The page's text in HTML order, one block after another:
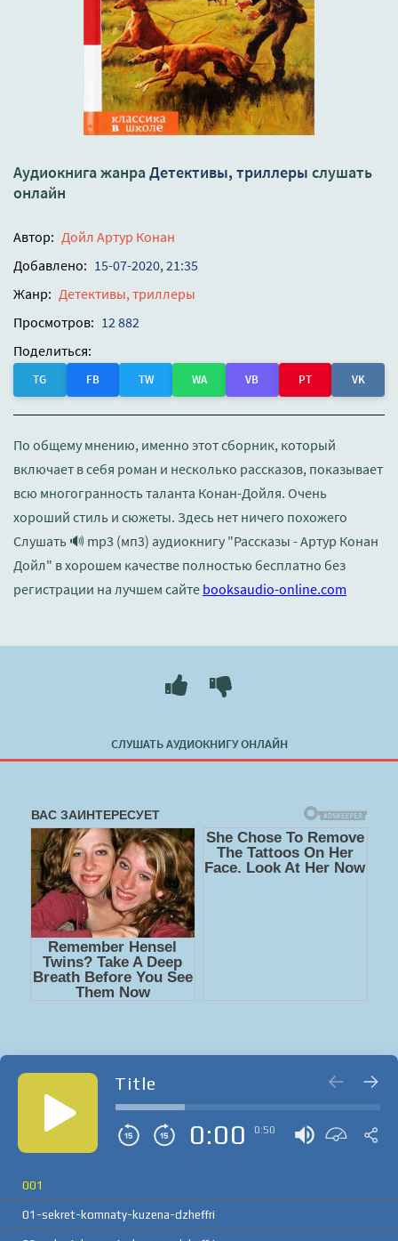
Аудиокнига жанра Детективы, триллеры слушать
онлайн
Автор: Дойл Артур Конан
Добавлено: 15-07-2020, 21:35
Жанр: Детективы, триллеры
Просмотров: 12 882
Поделиться:
TG FB TW WA VB PT VK
По общему мнению, именно этот сборник, который
включает в себя роман и несколько рассказов, показывает
всю многогранность таланта Конан-Дойля. Очень
хороший стиль и сюжеты. Здесь нет ничего похожего
Слушать 🔊 mp3 (мп3) аудиокнигу "Рассказы - Артур Конан
Дойл" в хорошем качестве полностью бесплатно без
регистрации на лучшем сайте booksaudio-online.com
СЛУШАТЬ АУДИОКНИГУ ОНЛАЙН
Title
0:00 0:50
001
01-sekret-komnaty-kuzena-dzheffri